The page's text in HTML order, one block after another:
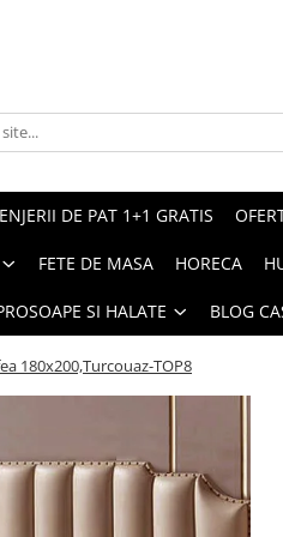
DE PAT 1+1 GRATIS
FETE DE MASA HORECA
SI HALATE BLOG
180x200,Turcouaz-TOP8